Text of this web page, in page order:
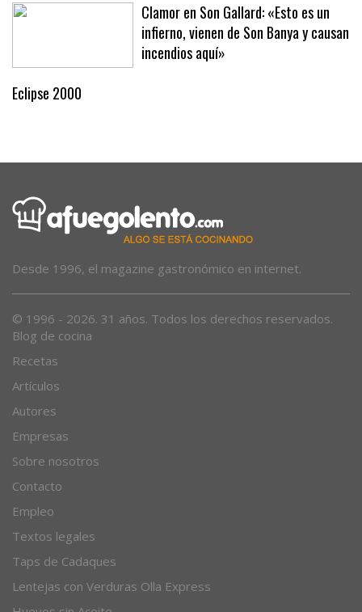
Clamor en Son Gallard: «Esto es un
infierno, vienen de Son Banya y causan
incendios aquí»
Eclipse 2000
Desde 1996, el magazine gastronómico en internet.
© 1996 - 2026. 31 años. Todos los derechos reservados.
Blog de cocina
Recetas
Artículos
Autores
Empresas
Sobre nosotros
Contacto
Empleo
Textos legales
Taps de Cadaques
Lentejas con Verduras Olla Express